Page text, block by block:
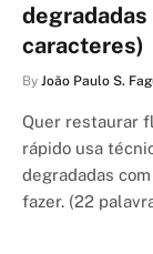
caracteres)
By João Paulo S.
Quer restaurar
rápido usa
degradadas
fazer. (22